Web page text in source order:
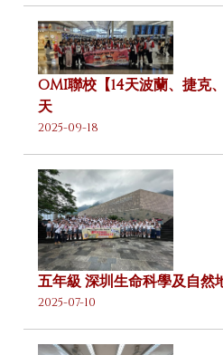
OMI聯校【14天波蘭、捷克
天
2025-09-18
五年級 深圳生命科學及自然
2025-07-10